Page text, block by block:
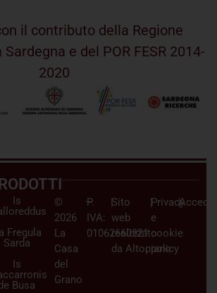
il contributo della Regione
e del POR FESR 2014-
2020
Is
Fregula
Sarda
Is
Busa
©
2026
La
Casa
del
Grano
–
P.
IVA:
01062660921
|Sito
web
realizzato
da Altopiano
|Privacy
e
cookie
policy
|